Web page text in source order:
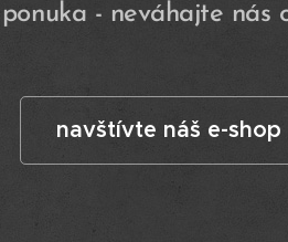
- neváhajte nás
navštívte náš e-shop